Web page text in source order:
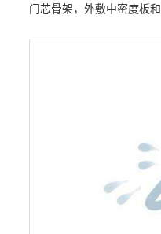
门芯骨架，外敷中密度板